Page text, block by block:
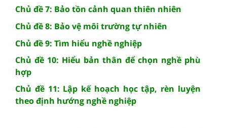
Chủ đề 7: Bảo tồn cảnh quan thiên nhiên
Chủ đề 8: Bảo vệ môi trường tự nhiên
Chủ đề 9: Tìm hiểu nghề nghiệp
Chủ đề 10: Hiểu bản thân để chọn nghề phù
hợp
Chủ đề 11: Lập kế hoạch học tập, rèn luyện
theo định hướng nghề nghiệp